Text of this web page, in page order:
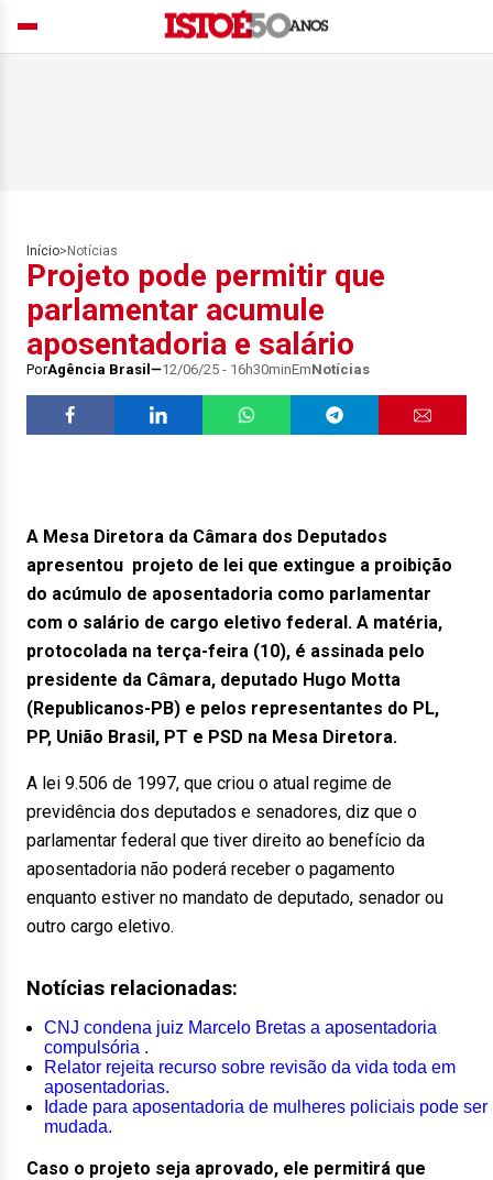
Início> Notícias
Projeto pode permitir que
parlamentar acumule
aposentadoria e salário
PorAgência Brasil 12/06/25 - 16h30minEmNotícias
A Mesa Diretora da Câmara dos Deputados
apresentou projeto de lei que extingue a proibição
do acúmulo de aposentadoria como parlamentar
com o salário de cargo eletivo federal. A matéria,
protocolada na terça-feira (10), é assinada pelo
presidente da Câmara, deputado Hugo Motta
(Republicanos-PB) e pelos representantes do PL,
PP, União Brasil, PT e PSD na Mesa Diretora.
A lei 9.506 de 1997, que criou o atual regime de
previdência dos deputados e senadores, diz que o
parlamentar federal que tiver direito ao benefício da
aposentadoria não poderá receber o pagamento
enquanto estiver no mandato de deputado, senador ou
outro cargo eletivo.
Notícias relacionadas:
CNJ condena juiz Marcelo Bretas a aposentadoria
compulsória .
Relator rejeita recurso sobre revisão da vida toda em
aposentadorias.
Idade para aposentadoria de mulheres policiais pode ser
mudada.
Caso o projeto seja aprovado, ele permitirá que